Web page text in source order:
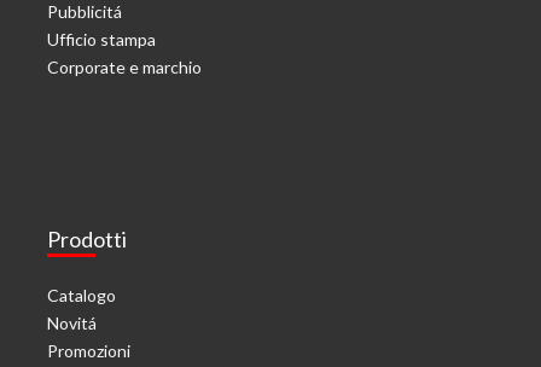
Pubblicitá
Ufficio stampa
Corporate e marchio
Prodotti
Catalogo
Novitá
Promozioni